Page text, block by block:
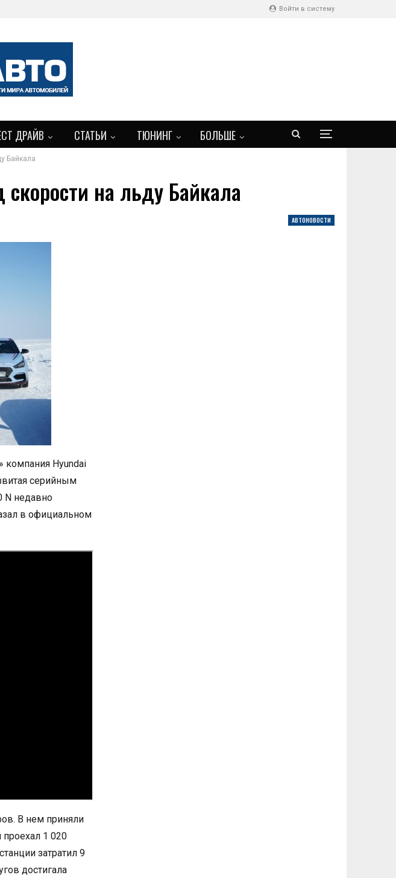
Войти в систему
ДРАЙВ СТАТЬИ ТЮНИНГ БОЛЬШЕ
Байкала
на льду Байкала
АВТОНОВОСТИ
компания Hyundai
серийным
N недавно
в официальном
В нем приняли
1 020
затратил 9
достигала